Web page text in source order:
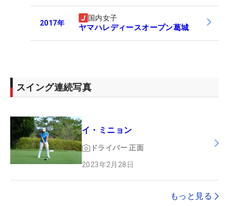
2017年
国内女子
ヤマハレディースオープン葛城
スイング連続写真
イ・ミニョン
ドライバー 正面
2023年2月28日
もっと見る